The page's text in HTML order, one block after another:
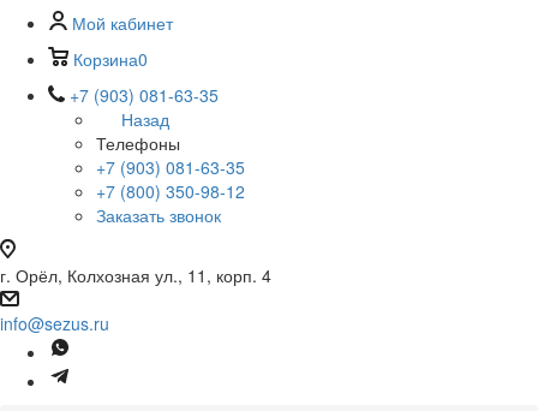
Мой кабинет
Корзина0
+7 (903) 081-63-35
Назад
Телефоны
+7 (903) 081-63-35
+7 (800) 350-98-12
Заказать звонок
г. Орёл, Колхозная ул., 11, корп. 4
info@sezus.ru